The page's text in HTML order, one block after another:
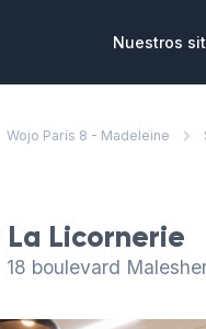
Nuestros
Oficinas y
Salas de
Lugares
reuniones,
Wojo París 8 - Madeleine
Licornerie
18 boulevard